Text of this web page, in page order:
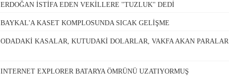
ERDOĞAN İSTİFA EDEN VEKİLLERE ''TUZLUK'' DEDİ
BAYKAL'A KASET KOMPLOSUNDA SICAK GELİŞME
ODADAKİ KASALAR, KUTUDAKİ DOLARLAR, VAKFA AKAN PARALAR
INTERNET EXPLORER BATARYA ÖMRÜNÜ UZATIYORMUŞ